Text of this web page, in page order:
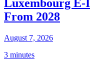
Luxembourg E-
From 2028
August 7, 2026
3 minutes